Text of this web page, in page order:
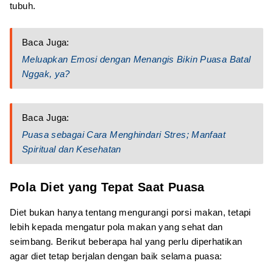
tubuh.
Baca Juga:
Meluapkan Emosi dengan Menangis Bikin Puasa Batal
Nggak, ya?
Baca Juga:
Puasa sebagai Cara Menghindari Stres; Manfaat
Spiritual dan Kesehatan
Pola Diet yang Tepat Saat Puasa
Diet bukan hanya tentang mengurangi porsi makan, tetapi
lebih kepada mengatur pola makan yang sehat dan
seimbang. Berikut beberapa hal yang perlu diperhatikan
agar diet tetap berjalan dengan baik selama puasa: